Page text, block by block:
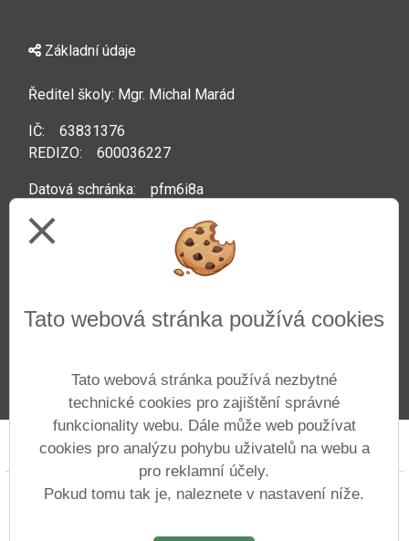
Základní údaje
Ředitel školy: Mgr. Michal Marád
IČ: 63831376
REDIZO: 600036227
Datová schránka: pfm6i8a
Telefon: +420 222 592 044
E-mail: info@zsprazacka.cz
Prohlášení o přístupnosti Mapa webu Cookies
Copyright © 2022 - 2023 ZŠ Pražačka &
close
Tato webová stránka používá cookies
Tato webová stránka používá nezbytné
technické cookies pro zajištění správné
funkcionality webu. Dále může web používat
cookies pro analýzu pohybu uživatelů na webu a
pro reklamní účely.
Pokud tomu tak je, naleznete v nastavení níže.